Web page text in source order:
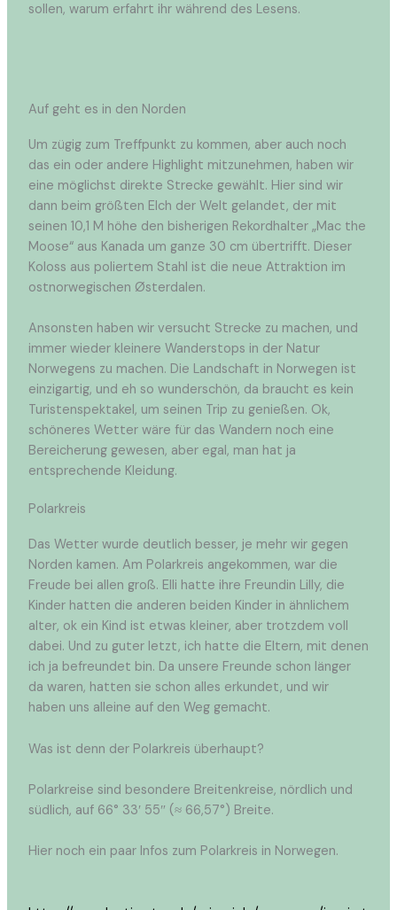
sollen, warum erfahrt ihr während des Lesens.
Auf geht es in den Norden
Um zügig zum Treffpunkt zu kommen, aber auch noch
das ein oder andere Highlight mitzunehmen, haben wir
eine möglichst direkte Strecke gewählt. Hier sind wir
dann beim größten Elch der Welt gelandet, der mit
seinen 10,1 M höhe den bisherigen Rekordhalter „Mac the
Moose“ aus Kanada um ganze 30 cm übertrifft. Dieser
Koloss aus poliertem Stahl ist die neue Attraktion im
ostnorwegischen Østerdalen.
Ansonsten haben wir versucht Strecke zu machen, und
immer wieder kleinere Wanderstops in der Natur
Norwegens zu machen. Die Landschaft in Norwegen ist
einzigartig, und eh so wunderschön, da braucht es kein
Turistenspektakel, um seinen Trip zu genießen. Ok,
schöneres Wetter wäre für das Wandern noch eine
Bereicherung gewesen, aber egal, man hat ja
entsprechende Kleidung.
Polarkreis
Das Wetter wurde deutlich besser, je mehr wir gegen
Norden kamen. Am Polarkreis angekommen, war die
Freude bei allen groß. Elli hatte ihre Freundin Lilly, die
Kinder hatten die anderen beiden Kinder in ähnlichem
alter, ok ein Kind ist etwas kleiner, aber trotzdem voll
dabei. Und zu guter letzt, ich hatte die Eltern, mit denen
ich ja befreundet bin. Da unsere Freunde schon länger
da waren, hatten sie schon alles erkundet, und wir
haben uns alleine auf den Weg gemacht.
Was ist denn der Polarkreis überhaupt?
Polarkreise sind besondere Breitenkreise, nördlich und
südlich, auf 66° 33′ 55″ (≈ 66,57°) Breite.
Hier noch ein paar Infos zum Polarkreis in Norwegen.